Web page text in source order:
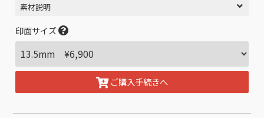
素材説明
印面サイズ
ご購入手続きへ